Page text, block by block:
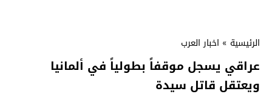
الرئيسية » اخبار العرب
عراقي يسجل موقفاً بطولياً في ألمانيا
ويعتقل قاتل سيدة